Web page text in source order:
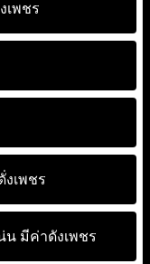
เพชร
งเพชร
น มีค่าดังเพชร